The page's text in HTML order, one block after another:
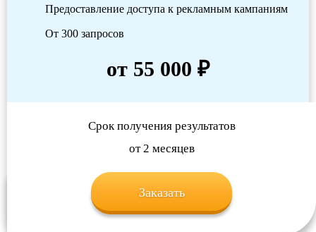
Предоставление доступа к рекламным кампаниям
От 300 запросов
от 55 000 ₽
Срок получения результатов
от 2 месяцев
Заказать